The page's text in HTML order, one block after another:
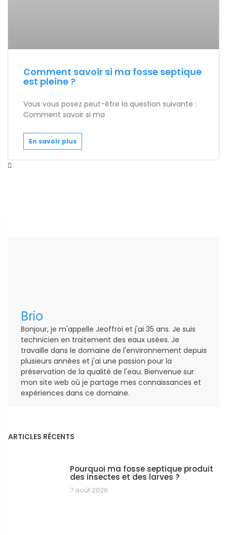
Comment savoir si ma fosse septique
est pleine ?
Vous vous posez peut-être la question suivante :
Comment savoir si ma
En savoir plus
Brio
Bonjour, je m'appelle Jeoffroi et j'ai 35 ans. Je suis
technicien en traitement des eaux usées. Je
travaille dans le domaine de l'environnement depuis
plusieurs années et j'ai une passion pour la
préservation de la qualité de l'eau. Bienvenue sur
mon site web où je partage mes connaissances et
expériences dans ce domaine.
ARTICLES RÉCENTS
Pourquoi ma fosse septique produit
des insectes et des larves ?
7 août 2026